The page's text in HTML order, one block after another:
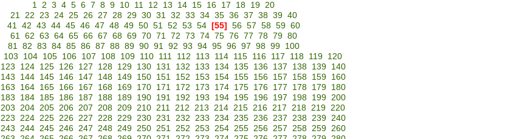
1 2 3 4 5 6 7 8 9 10 11 12 13 14 15 16 17 18 19 20
21 22 23 24 25 26 27 28 29 30 31 32 33 34 35 36 37 38 39 40
41 42 43 44 45 46 47 48 49 50 51 52 53 54 [55] 56 57 58 59 60
61 62 63 64 65 66 67 68 69 70 71 72 73 74 75 76 77 78 79 80
81 82 83 84 85 86 87 88 89 90 91 92 93 94 95 96 97 98 99
100
103 104 105 106 107 108 109 110 111 112 113 114 115 116 117 118 119 120
123 124 125 126 127 128 129 130 131 132 133 134 135 136 137 138 139
140
143 144 145 146 147 148 149 150 151 152 153 154 155 156 157 158 159
160
163 164 165 166 167 168 169 170 171 172 173 174 175 176 177 178 179
180
183 184 185 186 187 188 189 190 191 192 193 194 195 196 197 198 199 200
203 204 205 206 207 208 209 210 211 212 213 214 215 216 217 218 219 220
223 224 225 226 227 228 229 230 231 232 233 234 235 236 237 238 239 240
243 244 245 246 247 248 249 250 251 252 253 254 255 256 257 258 259 260